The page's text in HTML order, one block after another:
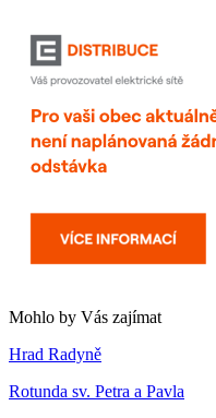
Mohlo by Vás zajímat
Hrad Radyně
Rotunda sv. Petra a Pavla